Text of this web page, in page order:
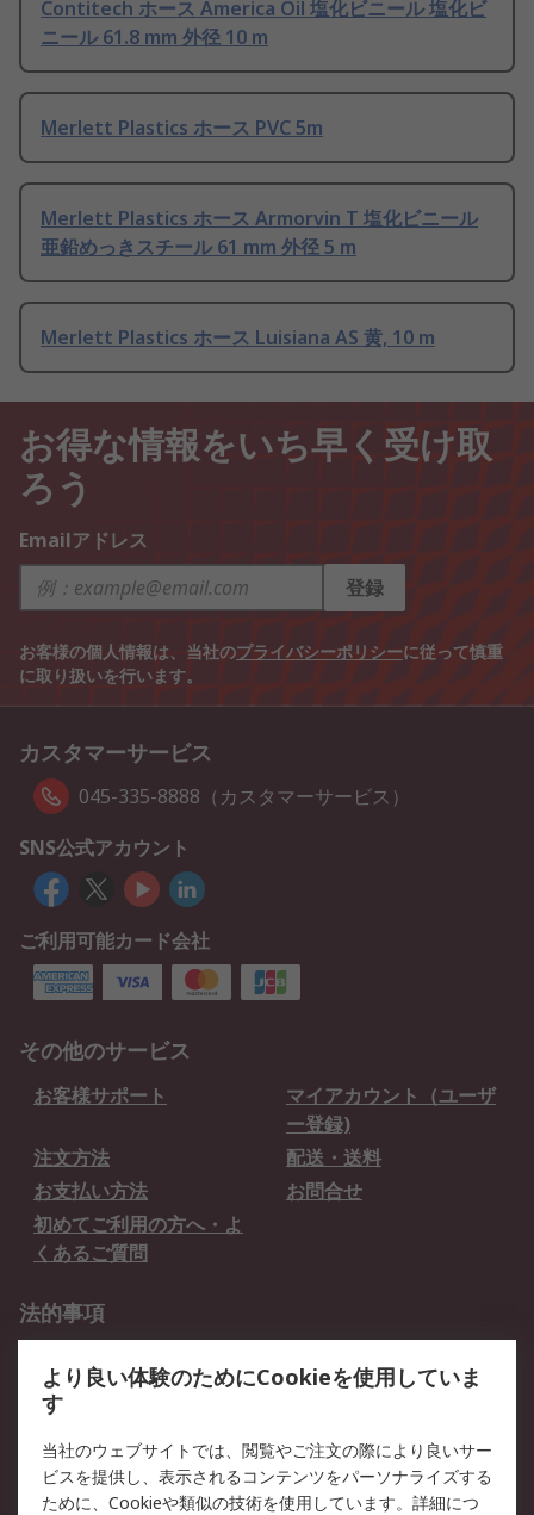
Contitech ホース America Oil 塩化ビニール 塩化ビ
ニール 61.8 mm 外径 10 m
Merlett Plastics ホース PVC 5m
Merlett Plastics ホース Armorvin T 塩化ビニール
亜鉛めっきスチール 61 mm 外径 5 m
Merlett Plastics ホース Luisiana AS 黄, 10 m
お得な情報をいち早く受け取
ろう
Emailアドレス
登録
お客様の個人情報は、当社のプライバシーポリシーに従って慎重
に取り扱いを行います。
カスタマーサービス
045-335-8888（カスタマーサービス）
SNS公式アカウント
ご利用可能カード会社
その他のサービス
お客様サポート
マイアカウント（ユーザ
ー登録)
注文方法
配送・送料
お支払い方法
お問合せ
初めてご利用の方へ・よ
くあるご質問
法的事項
クッキーポリシー
RSについて
会社概要 採用情報
より良い体験のためにCookieを使用していま
す
当社のウェブサイトでは、閲覧やご注文の際により良いサー
ビスを提供し、表示されるコンテンツをパーソナライズする
ために、Cookieや類似の技術を使用しています。詳細につ